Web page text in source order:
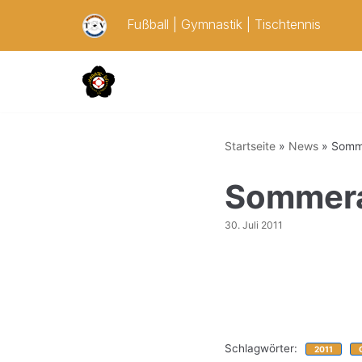
Fußball Gymnastik Tischtennis
Startseite» News»
30. Juli 2011
Schlagwörter: 2011